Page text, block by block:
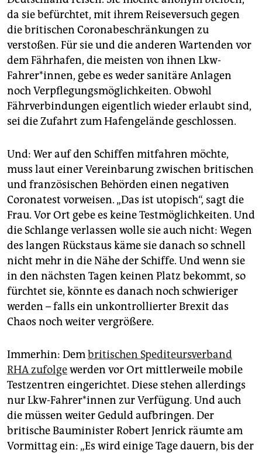
da sie befürchtet, mit ihrem Reiseversuch gegen
die britischen Coronabeschränkungen zu
verstoßen. Für sie und die anderen Wartenden vor
dem Fährhafen, die meisten von ihnen Lkw-
Fahrer*innen, gebe es weder sanitäre Anlagen
noch Verpflegungsmöglichkeiten. Obwohl
Fährverbindungen eigentlich wieder erlaubt sind,
sei die Zufahrt zum Hafengelände geschlossen.
Und: Wer auf den Schiffen mitfahren möchte,
muss laut einer Vereinbarung zwischen britischen
und französischen Behörden einen negativen
Coronatest vorweisen. „Das ist utopisch“, sagt die
Frau. Vor Ort gebe es keine Testmöglichkeiten. Und
die Schlange verlassen wolle sie auch nicht: Wegen
des langen Rückstaus käme sie danach so schnell
nicht mehr in die Nähe der Schiffe. Und wenn sie
in den nächsten Tagen keinen Platz bekommt, so
fürchtet sie, könnte es danach noch schwieriger
werden – falls ein unkontrollierter Brexit das
Chaos noch weiter vergrößere.
Immerhin: Dembritischen Spediteursverband
RHA zufolgewerden vor Ort mittlerweile mobile
Testzentren eingerichtet. Diese stehen allerdings
nur Lkw-Fahrer*innen zur Verfügung. Und auch
die müssen weiter Geduld aufbringen. Der
britische Bauminister Robert Jenrick räumte am
Vormittag ein: „Es wird einige Tage dauern, bis der